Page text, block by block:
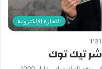
التجارة الإلكترونية
تيك توك